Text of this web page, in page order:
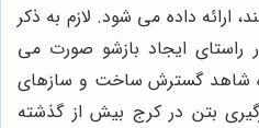
ارائه داده می شود. لازم به ذکر
راستای ایجاد بازشو صورت می
شاهد گسترش ساخت و سازهای
بتن در کرج بیش از گذشته